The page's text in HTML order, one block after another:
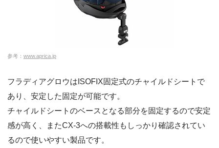
参考： www.aprica.jp
フラディアグロウはISOFIX固定式のチャイルドシートで
あり、安定した固定が可能です。
チャイルドシートのベースとなる部分を固定するので安定
感が高く、またCX-3への搭載性もしっかり確認されてい
るので使いやすい製品です。